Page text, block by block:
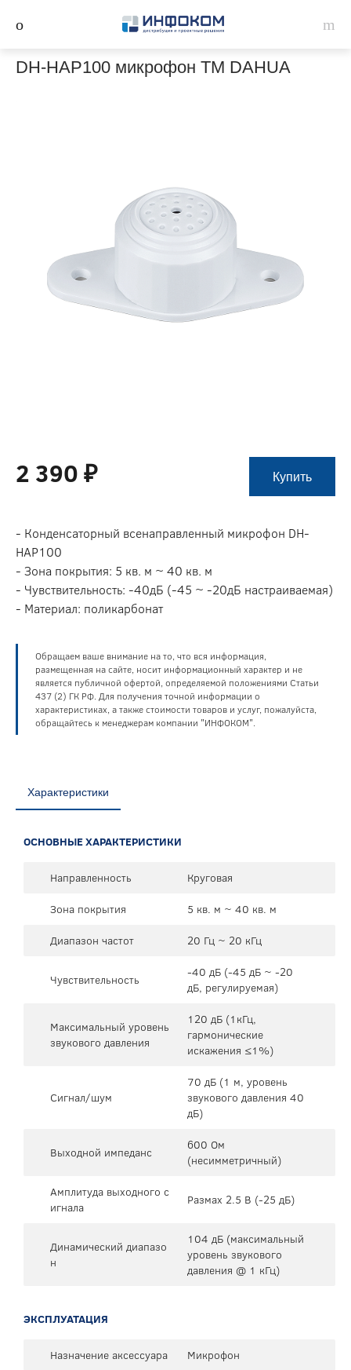
DH-HAP100 микрофон ТМ DAHUA
2 390 ₽ Купить
- Конденсаторный всенаправленный микрофон DH-
HAP100
- Зона покрытия: 5 кв. м ~ 40 кв. м
- Чувствительность: -40дБ (-45 ~ -20дБ настраиваемая)
- Материал: поликарбонат
Обращаем ваше внимание на то, что вся информация,
размещенная на сайте, носит информационный характер и не
является публичной офертой, определяемой положениями Статьи
437 (2) ГК РФ. Для получения точной информации о
характеристиках, а также стоимости товаров и услуг, пожалуйста,
обращайтесь к менеджерам компании "ИНФОКОМ".
Характеристики
ОСНОВНЫЕ ХАРАКТЕРИСТИКИ
Направленность
Круговая
Зона покрытия
5 кв. м ~ 40 кв. м
Диапазон частот
20 Гц ~ 20 кГц
Чувствительность
-40 дБ (-45 дБ ~ -20
дБ, регулируемая)
Максимальный уровень
звукового давления
120 дБ (1кГц,
гармонические
искажения ≤1%)
Сигнал/шум
70 дБ (1 м, уровень
звукового давления 40
дБ)
Выходной импеданс
600 Ом
(несимметричный)
Амплитуда выходного с
игнала
Размах 2.5 В (-25 дБ)
Динамический диапазо
н
104 дБ (максимальный
уровень звукового
давления @ 1 кГц)
ЭКСПЛУАТАЦИЯ
Назначение аксессуара
Микрофон